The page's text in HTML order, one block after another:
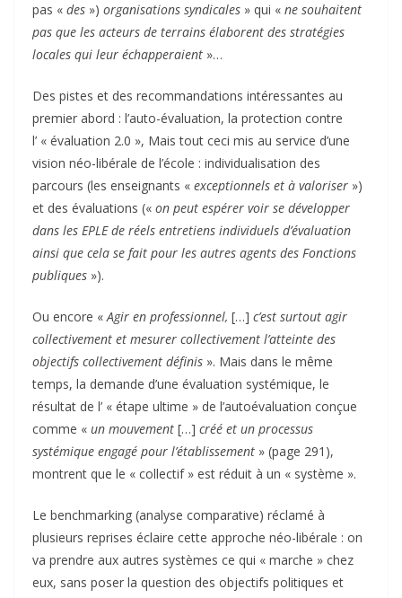
pas « des ») organisations syndicales » qui « ne souhaitent
pas que les acteurs de terrains élaborent des stratégies
locales qui leur échapperaient »…
Des pistes et des recommandations intéressantes au
premier abord : l’auto-évaluation, la protection contre
l’ « évaluation 2.0 », Mais tout ceci mis au service d’une
vision néo-libérale de l’école : individualisation des
parcours (les enseignants « exceptionnels et à valoriser »)
et des évaluations (« on peut espérer voir se développer
dans les EPLE de réels entretiens individuels d’évaluation
ainsi que cela se fait pour les autres agents des Fonctions
publiques »).
Ou encore «Agir en professionnel, […] c’est surtout agir
collectivement et mesurer collectivement l’atteinte des
objectifs collectivement définis ». Mais dans le même
temps, la demande d’une évaluation systémique, le
résultat de l’ « étape ultime » de l’autoévaluation conçue
comme « un mouvement […] créé et un processus
systémique engagé pour l’établissement » (page 291),
montrent que le « collectif » est réduit à un « système ».
Le benchmarking (analyse comparative) réclamé à
plusieurs reprises éclaire cette approche néo-libérale : on
va prendre aux autres systèmes ce qui « marche » chez
eux, sans poser la question des objectifs politiques et